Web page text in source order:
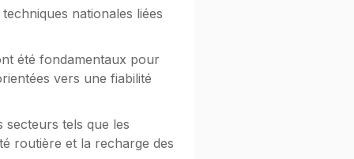
nationales liées
été fondamentaux pour
vers une fiabilité
secteurs tels que les
routière et la recharge des